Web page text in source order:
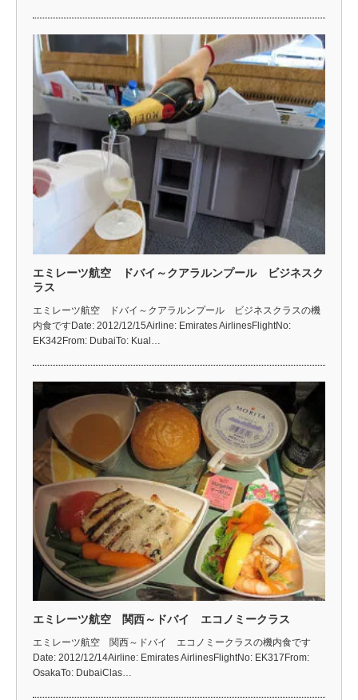
エミレーツ航空 ドバイ～クアラルンプール ビジネスク
ラス
エミレーツ航空 ドバイ～クアラルンプール ビジネスクラスの機
内食ですDate: 2012/12/15Airline: Emirates AirlinesFlightNo:
EK342From: DubaiTo: Kual…
エミレーツ航空 関西～ドバイ エコノミークラス
エミレーツ航空 関西～ドバイ エコノミークラスの機内食です
Date: 2012/12/14Airline: Emirates AirlinesFlightNo: EK317From:
OsakaTo: DubaiClas…